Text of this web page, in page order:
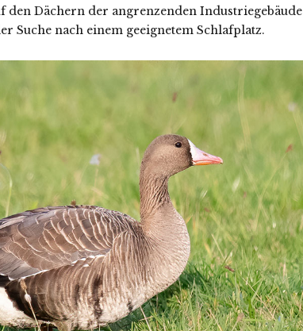
den Dächern der angrenzenden Industriegebäude
Suche nach einem geeignetem Schlafplatz.